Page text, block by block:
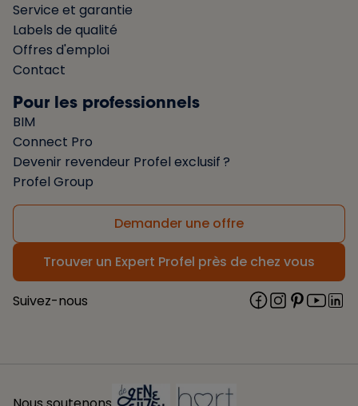
Service et garantie
Labels de qualité
Offres d'emploi
Contact
Pour les professionnels
BIM
Connect Pro
Devenir revendeur Profel exclusif ?
Profel Group
Demander une offre
Trouver un Expert Profel près de chez vous
Suivez-nous